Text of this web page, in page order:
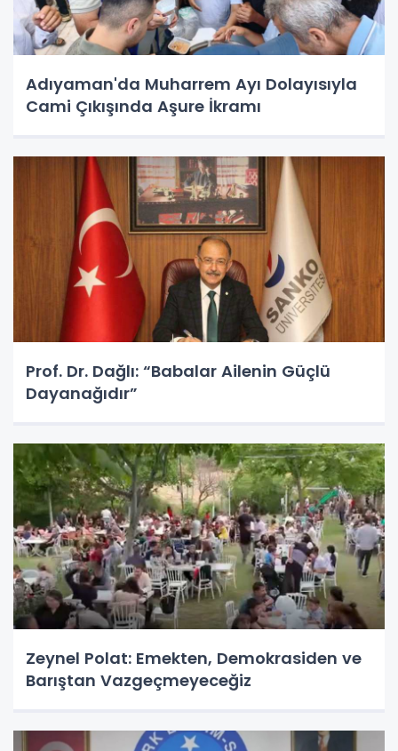
Adıyaman'da Muharrem Ayı Dolayısıyla
Cami Çıkışında Aşure İkramı
Prof. Dr. Dağlı: “Babalar Ailenin Güçlü
Dayanağıdır”
Zeynel Polat: Emekten, Demokrasiden ve
Barıştan Vazgeçmeyeceğiz